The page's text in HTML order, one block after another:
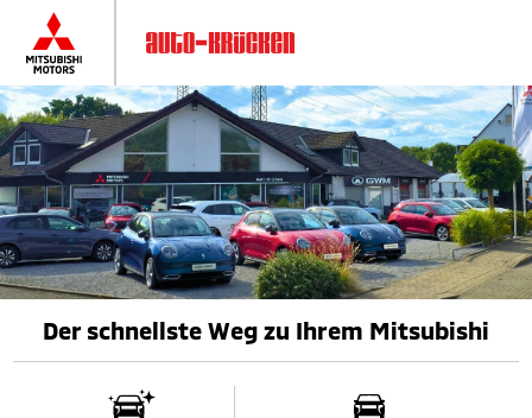
Der schnellste Weg zu Ihrem Mitsubishi